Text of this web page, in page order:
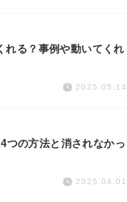
れる？事例や動いてくれ
2025.05.14
つの方法と消されなかっ
2025.04.01